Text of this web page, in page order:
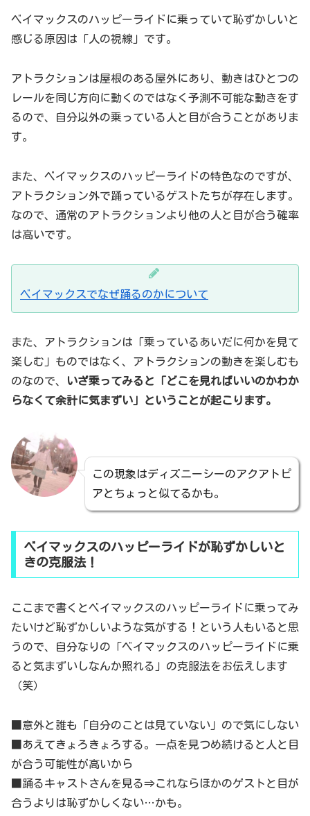
ベイマックスのハッピーライドに乗っていて恥ずかしいと
感じる原因は「人の視線」です。
アトラクションは屋根のある屋外にあり、動きはひとつの
レールを同じ方向に動くのではなく予測不可能な動きをす
るので、自分以外の乗っている人と目が合うことがありま
す。
また、ベイマックスのハッピーライドの特色なのですが、
アトラクション外で踊っているゲストたちが存在します。
なので、通常のアトラクションより他の人と目が合う確率
は高いです。
ベイマックスでなぜ踊るのかについて
また、アトラクションは「乗っているあいだに何かを見て
楽しむ」ものではなく、アトラクションの動きを楽しむも
のなので、
いざ乗ってみると「どこを見ればいいのかわか
らなくて余計に気まずい」ということが起こります。
この現象はディズニーシーのアクアトピ
アとちょっと似てるかも。
ベイマックスのハッピーライドが恥ずかしいと
きの克服法！
ここまで書くとベイマックスのハッピーライドに乗ってみ
たいけど恥ずかしいような気がする！という人もいると思
うので、自分なりの「ベイマックスのハッピーライドに乗
ると気まずいしなんか照れる」の克服法をお伝えします
（笑）
■意外と誰も「自分のことは見ていない」ので気にしない
■あえてきょろきょろする。一点を見つめ続けると人と目
が合う可能性が高いから
■踊るキャストさんを見る⇒これならほかのゲストと目が
合うよりは恥ずかしくない…かも。